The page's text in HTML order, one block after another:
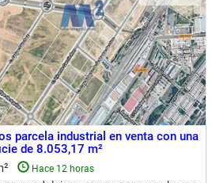
parcela industrial en venta con una
de 8.053,17 m²
Hace 12 horas